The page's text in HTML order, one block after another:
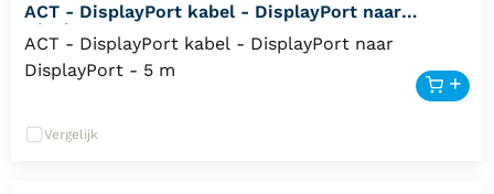
ACT - DisplayPort kabel - DisplayPort naar
DisplayPort - 5 m
ACT - DisplayPort kabel - DisplayPort naar
DisplayPort - 5 m
Vergelijk